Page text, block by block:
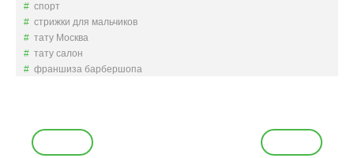
спорт
стрижки для мальчиков
тату Москва
тату салон
франшиза барбершопа